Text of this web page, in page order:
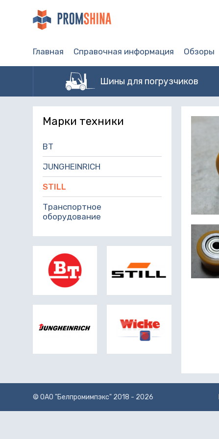
Главная Справочная информация Обзоры
Шины для погрузчиков
Марки техники
BT
JUNGHEINRICH
STILL
Транспортное
оборудование
© ОАО "Белпромимпэкс" 2018 - 2026